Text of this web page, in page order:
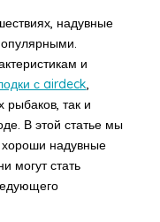
надувные
и
с airdeck
рыбаков, так и
В этой статье мы
надувные
могут стать